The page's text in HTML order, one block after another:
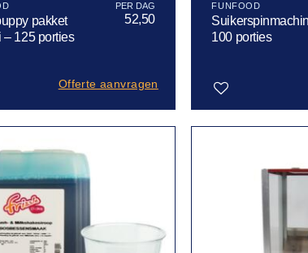
pakket
– 125 porties
52,50
Offerte aanvragen
FUNFOOD
100 porties